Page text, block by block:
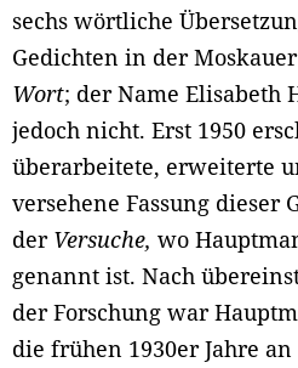
sechs wörtliche
Gedichten in der
Wort; der Name Elisabeth
jedoch nicht. Erst 1950
überarbeitete, erweiterte
versehene Fassung dieser
der Versuche, wo
genannt ist. Nach
der Forschung war
die frühen 1930er Jahre